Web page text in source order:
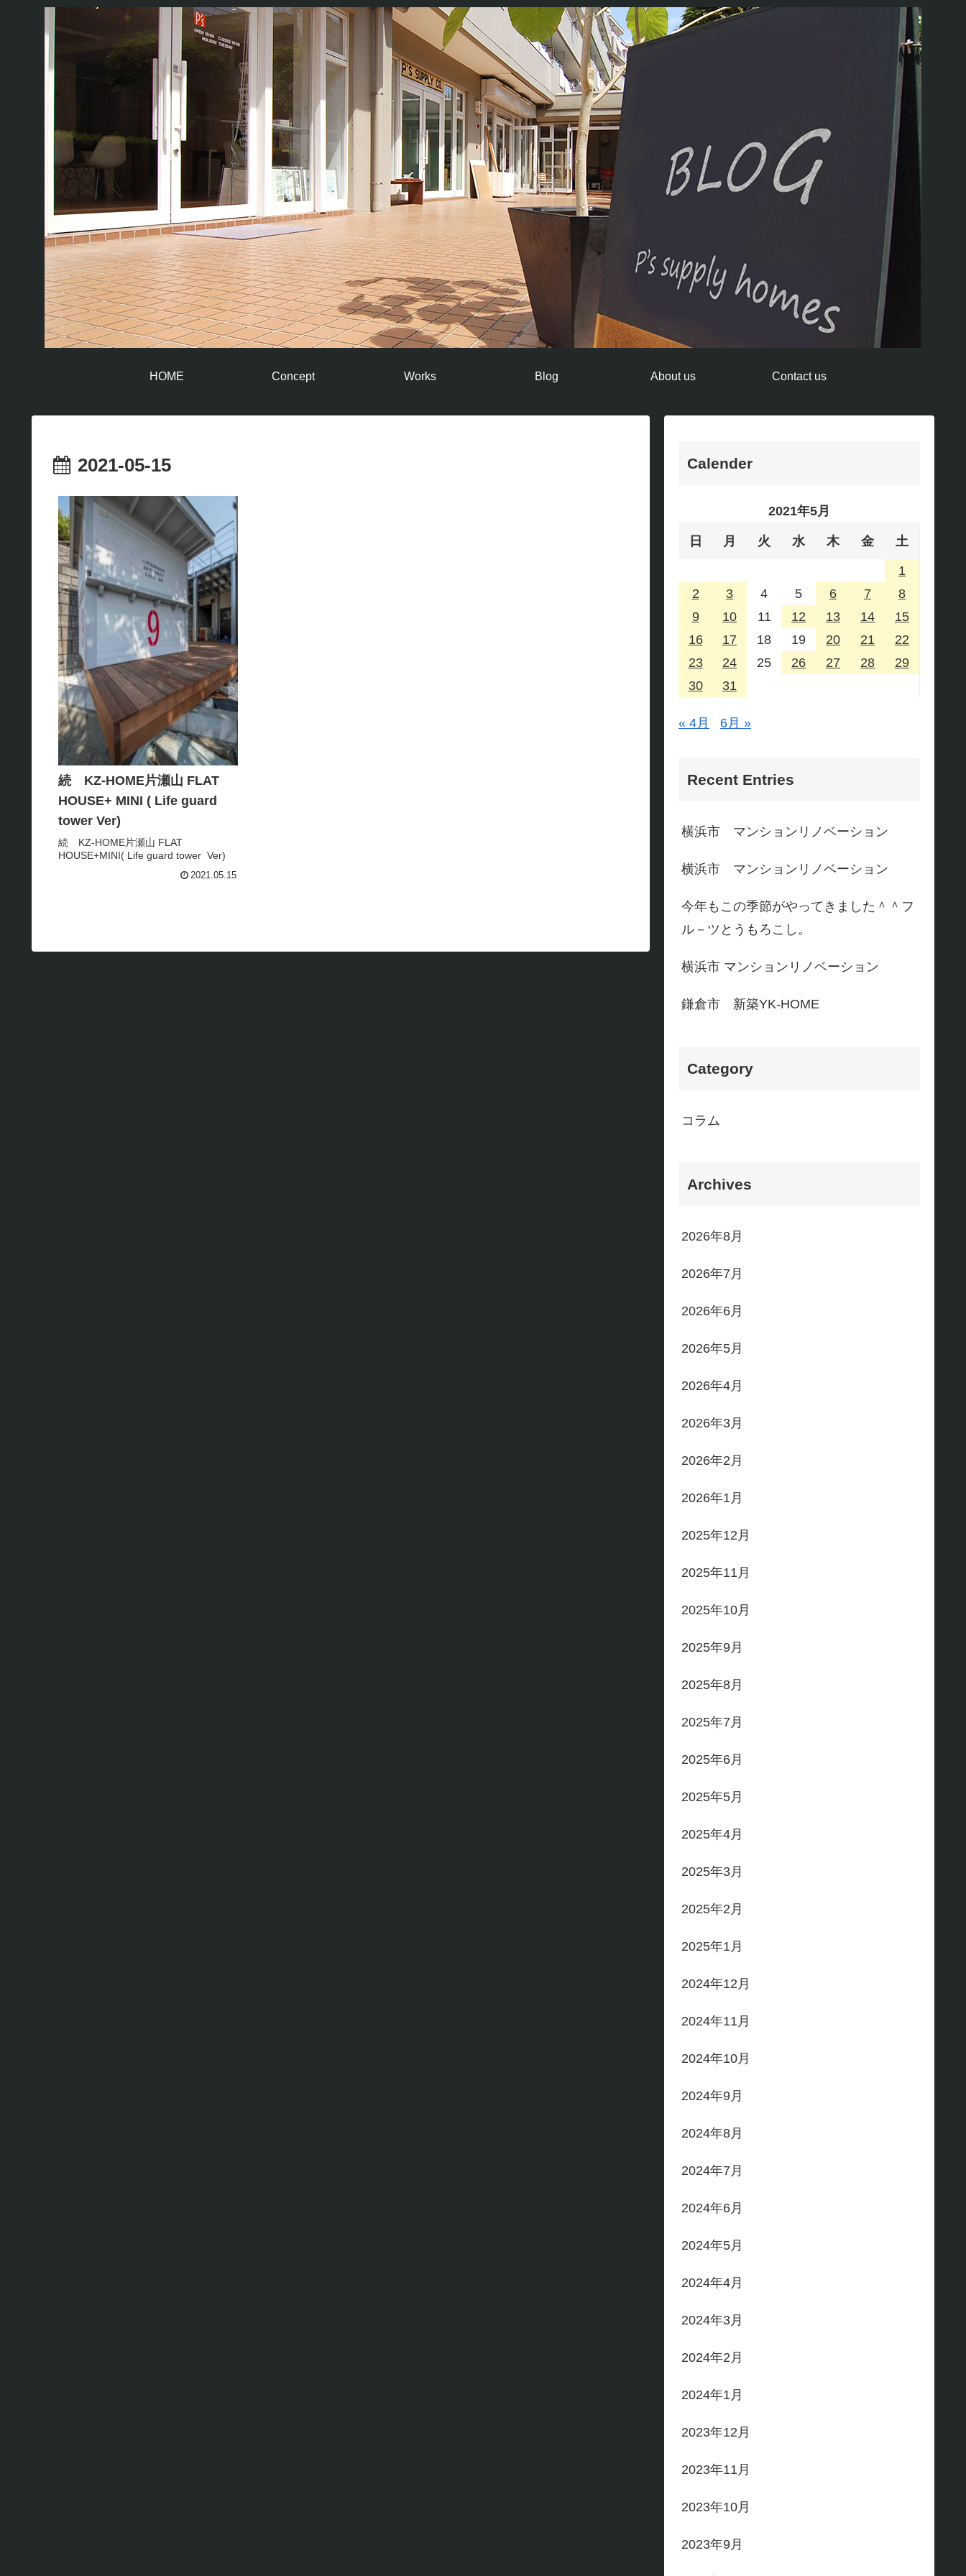
HOME Concept Works Blog About us Contact us
2021-05-15
続 KZ-HOME片瀬山 FLAT
HOUSE+ MINI ( Life guard
tower Ver)
続 KZ-HOME片瀬山 FLAT
HOUSE+MINI( Life guard tower Ver)
2021.05.15
Calender
2021年5月
日 月 火 水 木 金 土
1
2
3 4 5 6 7
8
9
10 11 12 13 14
15
16
17 18 19 20 21
22
23
24 25 26 27 28
29
30
31
« 4月 6月 »
Recent Entries
横浜市 マンションリノベーション
横浜市 マンションリノベーション
今年もこの季節がやってきました＾＾フ
ル－ツとうもろこし。
横浜市 マンションリノベーション
鎌倉市 新築YK-HOME
Category
コラム
Archives
2026年8月
2026年7月
2026年6月
2026年5月
2026年4月
2026年3月
2026年2月
2026年1月
2025年12月
2025年11月
2025年10月
2025年9月
2025年8月
2025年7月
2025年6月
2025年5月
2025年4月
2025年3月
2025年2月
2025年1月
2024年12月
2024年11月
2024年10月
2024年9月
2024年8月
2024年7月
2024年6月
2024年5月
2024年4月
2024年3月
2024年2月
2024年1月
2023年12月
2023年11月
2023年10月
2023年9月